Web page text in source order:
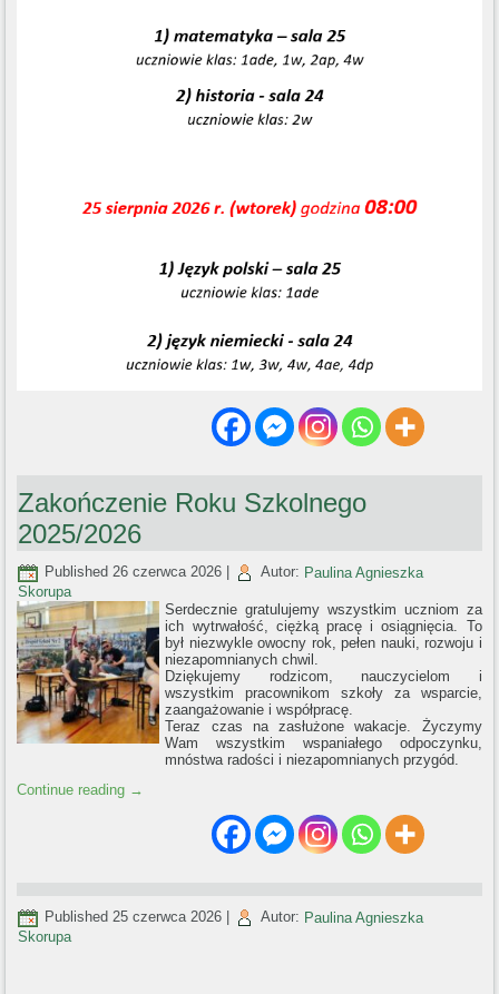
Zakończenie Roku Szkolnego
2025/2026
Published 26 czerwca 2026 Autor: Paulina Agnieszka
Skorupa
Serdecznie gratulujemy wszystkim uczniom za
ich wytrwałość, ciężką pracę i osiągnięcia. To
był niezwykle owocny rok, pełen nauki, rozwoju i
niezapomnianych chwil.
Dziękujemy rodzicom, nauczycielom i
wszystkim pracownikom szkoły za wsparcie,
zaangażowanie i współpracę.
Teraz czas na zasłużone wakacje. Życzymy
Wam wszystkim wspaniałego odpoczynku,
mnóstwa radości i niezapomnianych przygód.
Continue reading →
Published 25 czerwca 2026 Autor: Paulina Agnieszka
Skorupa